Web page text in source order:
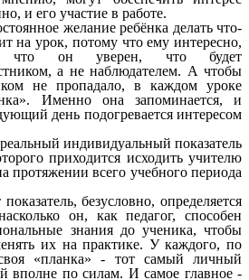
и его участие в работе.
желание ребёнка делать что-
на урок, потому что ему интересно,
что он уверен, что будет
а не наблюдателем. А чтобы
не пропадало, в каждом уроке
Именно она запоминается, и
день подогревается интересом
индивидуальный показатель
приходится исходить учителю
протяжении всего учебного периода
безусловно, определяется
он, как педагог, способен
знания до ученика, чтобы
их на практике. У каждого, по
«планка» - тот самый личный
вполне по силам. И самое главное -